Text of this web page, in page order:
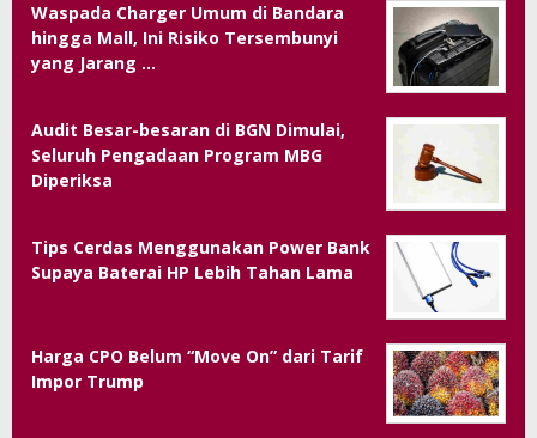
Waspada Charger Umum di Bandara
hingga Mall, Ini Risiko Tersembunyi
yang Jarang …
Audit Besar-besaran di BGN Dimulai,
Seluruh Pengadaan Program MBG
Diperiksa
Tips Cerdas Menggunakan Power Bank
Supaya Baterai HP Lebih Tahan Lama
Harga CPO Belum “Move On” dari Tarif
Impor Trump